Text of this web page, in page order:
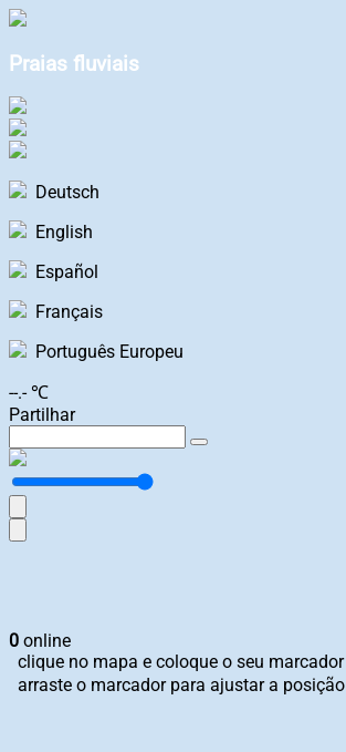
Praias fluviais
Deutsch
English
Español
Français
Português Europeu
--.- ℃
Partilhar
0 online
clique no mapa e coloque o seu marcador
arraste o marcador para ajustar a posição